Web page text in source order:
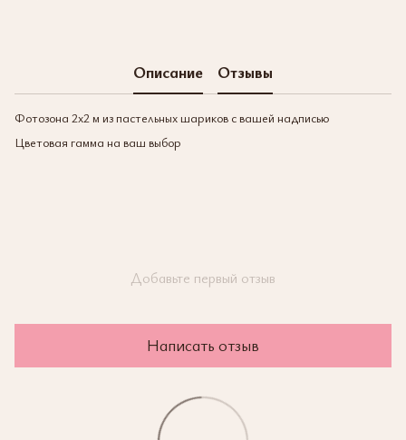
Описание Отзывы
Фотозона 2х2 м из пастельных шариков с вашей надписью
Цветовая гамма на ваш выбор
Добавьте первый отзыв
Написать отзыв